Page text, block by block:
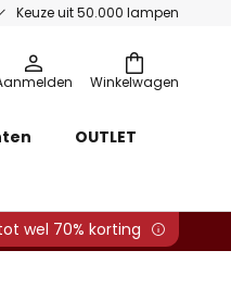
Keuze uit 50.000 lampen
Winkelwagen
OUTLET
wel 70% korting